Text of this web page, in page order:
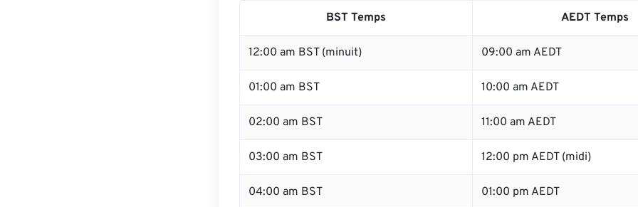
BST Temps AEDT Temps
12:00 am BST (minuit) 09:00 am AEDT
01:00 am BST 10:00 am AEDT
02:00 am BST 11:00 am AEDT
03:00 am BST 12:00 pm AEDT (midi)
04:00 am BST 01:00 pm AEDT